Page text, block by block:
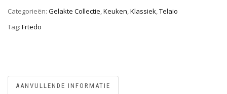
Categorieën: Gelakte Collectie,Keuken,Klassiek,Telaio
Tag: Frtedo
AANVULLENDE INFORMATIE